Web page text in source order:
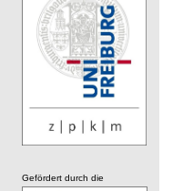
Gefördert durch die